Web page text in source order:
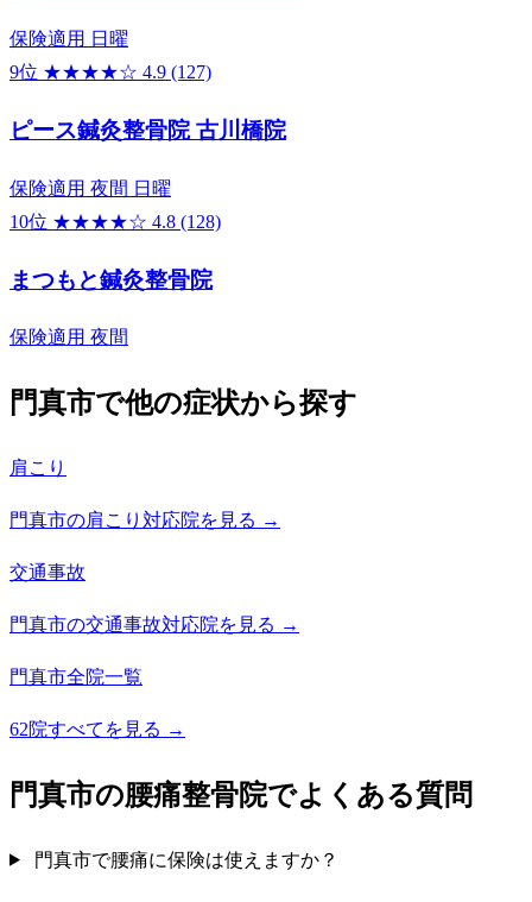
保険適用 日曜
9位 ★★★★☆ 4.9 (127)
ピース鍼灸整骨院 古川橋院
保険適用 夜間 日曜
10位 ★★★★☆ 4.8 (128)
まつもと鍼灸整骨院
保険適用 夜間
門真市で他の症状から探す
肩こり
門真市の肩こり対応院を見る →
交通事故
門真市の交通事故対応院を見る →
門真市全院一覧
62院すべてを見る →
門真市の腰痛整骨院でよくある質問
門真市で腰痛に保険は使えますか？